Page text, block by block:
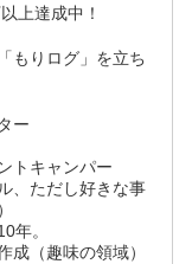
上達成中！
もりログ」を立ち
ー
トキャンパー
、ただし好きな事
年。
成（趣味の領域）